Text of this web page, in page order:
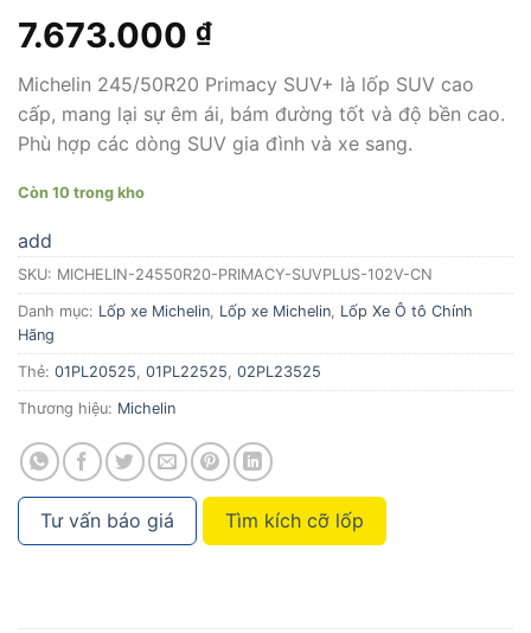
7.673.000 ₫
Michelin 245/50R20 Primacy SUV+ là lốp SUV cao
cấp, mang lại sự êm ái, bám đường tốt và độ bền cao.
Phù hợp các dòng SUV gia đình và xe sang.
Còn 10 trong kho
add
SKU: MICHELIN-24550R20-PRIMACY-SUVPLUS-102V-CN
Danh mục: Lốp xe Michelin, Lốp xe Michelin, Lốp Xe Ô tô Chính
Hãng
Thẻ: 01PL20525, 01PL22525, 02PL23525
Thương hiệu: Michelin
Tư vấn báo giá Tìm kích cỡ lốp